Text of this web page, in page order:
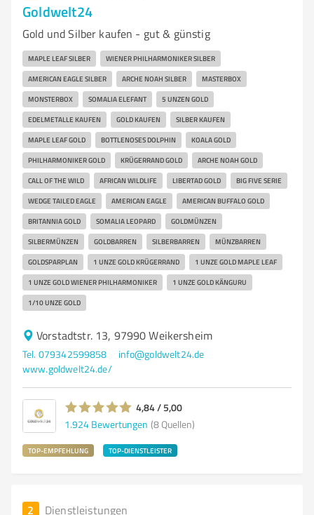
Goldwelt24
Gold und Silber kaufen - gut & günstig
MAPLE LEAF SILBER WIENER PHILHARMONIKER SILBER
AMERICAN EAGLE SILBER ARCHE NOAH SILBER MASTERBOX
MONSTERBOX SOMALIA ELEFANT 5 UNZEN GOLD
EDELMETALLE KAUFEN GOLD KAUFEN SILBER KAUFEN
MAPLE LEAF GOLD BOTTLENOSES DOLPHIN KOALA GOLD
PHILHARMONIKER GOLD KRÜGERRAND GOLD ARCHE NOAH GOLD
CALL OF THE WILD AFRICAN WILDLIFE LIBERTAD GOLD BIG FIVE SERIE
WEDGE TAILED EAGLE AMERICAN EAGLE AMERICAN BUFFALO GOLD
BRITANNIA GOLD SOMALIA LEOPARD GOLDMÜNZEN
SILBERMÜNZEN GOLDBARREN SILBERBARREN MÜNZBARREN
GOLDSPARPLAN 1 UNZE GOLD KRÜGERRAND 1 UNZE GOLD MAPLE LEAF
1 UNZE GOLD WIENER PHILHARMONIKER 1 UNZE GOLD KÄNGURU
1/10 UNZE GOLD
Vorstadtstr. 13, 97990 Weikersheim
Tel. 079342599858
info@goldwelt24.de
www.goldwelt24.de/
4,84 / 5,00
1.924 Bewertungen (8 Quellen)
TOP-EMPFEHLUNG TOP-DIENSTLEISTER
2 Dienstleistungen